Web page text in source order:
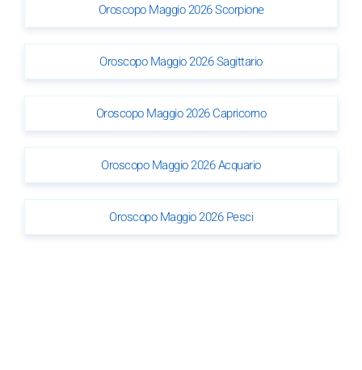
Oroscopo Maggio 2026 Scorpione
Oroscopo Maggio 2026 Sagittario
Oroscopo Maggio 2026 Capricorno
Oroscopo Maggio 2026 Acquario
Oroscopo Maggio 2026 Pesci